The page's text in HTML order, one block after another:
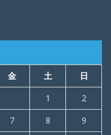
金 土
日
1
2
7 8 9